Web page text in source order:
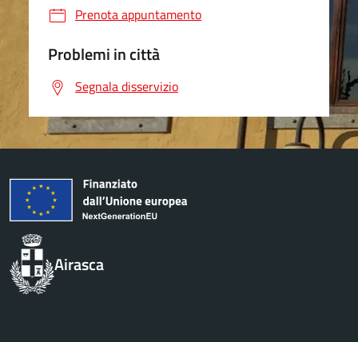
Prenota appuntamento
Problemi in città
Segnala disservizio
Airasca